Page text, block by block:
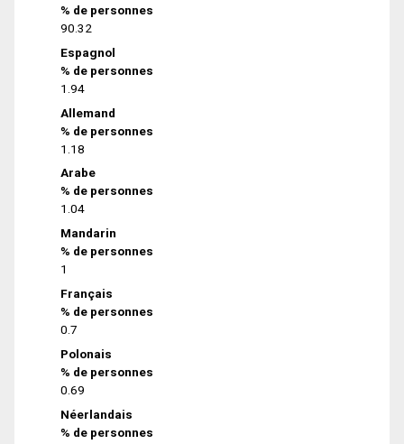
% de personnes
90.32
Espagnol
% de personnes
1.94
Allemand
% de personnes
1.18
Arabe
% de personnes
1.04
Mandarin
% de personnes
1
Français
% de personnes
0.7
Polonais
% de personnes
0.69
Néerlandais
% de personnes